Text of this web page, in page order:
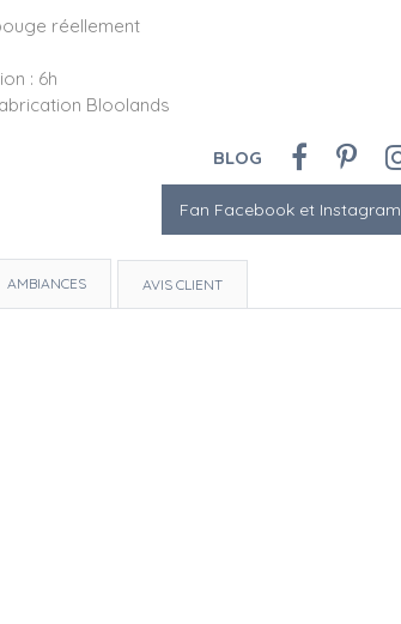
réellement
: 6h
Bloolands
BLOG
Fan Facebook et Instagram
AMBIANCES AVIS CLIENT